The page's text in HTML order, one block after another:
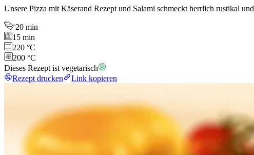
Unsere Pizza mit Käserand Rezept und Salami schmeckt herrlich rustikal
20 min
15 min
220 °C
200 °C
Dieses Rezept ist vegetarisch
Rezept drucken
Link kopieren